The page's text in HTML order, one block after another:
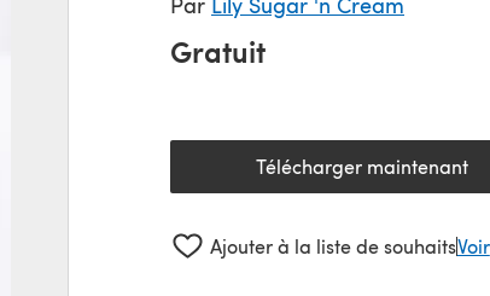
Gratuit
Télécharger maintenant
(s'ouvre dans
Ajouter à la liste de souhaitsVoir